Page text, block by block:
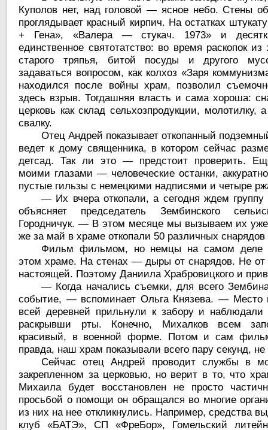
Куполов нет, над головой — ясное небо. Стены
проглядывает красный кирпич. На остатках
+ Гена», «Валера — стукач. 1973» и
единственное святотатство: во время раскопок
старого тряпья, битой посуды и другого
задаваться вопросом, как колхоз «Заря
находился после войны храм, позволил
здесь взрыв. Тогдашняя власть и сама хороша:
церковь как склад сельхозпродукции, молотилку,
свалку.
Отец Андрей показывает откопанный
ведет к дому священника, в котором сейчас
детсад. Так ли это — предстоит проверить.
моими глазами — человеческие останки,
пустые гильзы с немецкими надписями и четыре
— Их вчера откопали, а сегодня ждем
объясняет председатель Зембинского
Городничук. — В этом месяце мы вызываем их уже
же за май в храме откопали 50 различных
Фильм фильмом, но немцы на самом деле
этом храме. На стенах — дыры от снарядов. Не
настоящей. Поэтому Даниила Храбровицкого и
— Когда начались съемки, для всего
событие, — вспоминает Ольга Князева. — Место
всей деревней прильнули к забору и
раскрывши рты. Конечно, Михалков всем
красивый, в военной форме. Потом и сам
правда, наш храм показывали всего пару секунд,
Сейчас отец Андрей проводит службы в
закрепленном за церковью, но верит в то, что
Михаила будет восстановлен не просто
просьбой о помощи он обращался во многие
из них на нее откликнулись. Например, средства
клуб «БАТЭ», СП «ФреБор», Гомельский